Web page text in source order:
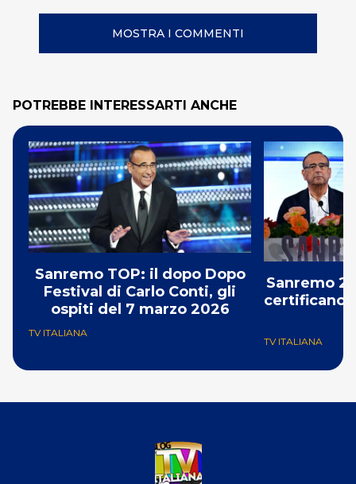
MOSTRA I COMMENTI
POTREBBE INTERESSARTI ANCHE
Sanremo TOP: il dopo Dopo
Festival di Carlo Conti, gli
ospiti del 7 marzo 2026
TV ITALIANA
Sanremo
certificano
TV ITALIANA